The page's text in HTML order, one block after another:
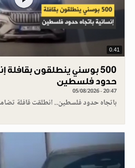
0.41
500 بوسني ينطلقون بقافلة
حدود فلسطين
05/08/2026 - 20:47
باتجاه حدود فلسطين.. انطلقت قافلة